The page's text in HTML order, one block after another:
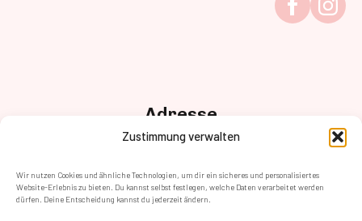
Zustimmung verwalten
Wir nutzen Cookies und ähnliche Technologien, um dir ein sicheres und personalisiertes
Website-Erlebnis zu bieten. Du kannst selbst festlegen, welche Daten verarbeitet werden
dürfen. Deine Entscheidung kannst du jederzeit ändern.
Adresse
Anton-Baumgartner Str. 125/2/02,
Kontakt
+43 (1) 8905884 – 400